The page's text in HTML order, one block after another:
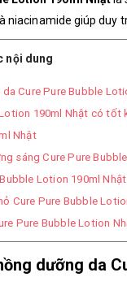
giúp duy
nội dung
Cure Pure Bubble
190ml Nhật có tốt
Nhật
sáng Cure Pure
Lotion 190ml Nhật
Cure Pure Bubble
Pure Bubble Lotion
dưỡng da